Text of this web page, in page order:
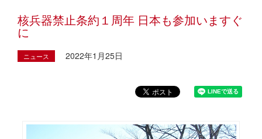
核兵器禁止条約１周年 日本も参加いますぐ
に
ニュース 2022年1月25日